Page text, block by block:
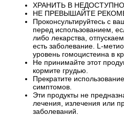
ХРАНИТЬ В
НЕ ПРЕВЫШАЙТЕ
Проконсультируйтесь с
перед использованием,
либо лекарства,
есть заболевание. L-
уровень гомоцистеина в
Не принимайте этот
кормите грудью.
Прекратите
симптомов.
Эти продукты не
лечения, излечения или
заболеваний.